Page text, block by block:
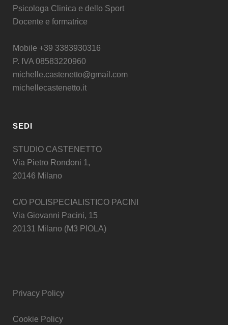
Psicologa Clinica e dello Sport
Docente e formatrice
Mobile +39 3383930316
P. IVA 08583220960
michelle.castenetto@gmail.com
michellecastenetto.it
SEDI
STUDIO CASTENETTO
Via Pietro Rondoni 1,
20146 Milano
C/O POLISPECIALISTICO PACINI
Via Giovanni Pacini, 15
20131 Milano (M3 PIOLA)
Privacy Policy
Cookie Policy